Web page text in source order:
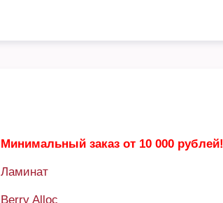
Минимальный заказ от 10 000 рублей!
Ламинат
Berry Alloc